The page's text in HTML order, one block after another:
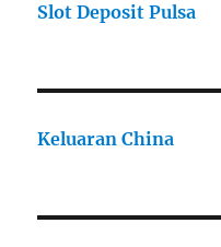
Slot Deposit Pulsa
Keluaran China